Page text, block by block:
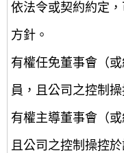
依法令或契約約定
方針。
有權任免董事會（
員，且公司之控制
有權主導董事會（
且公司之控制操控